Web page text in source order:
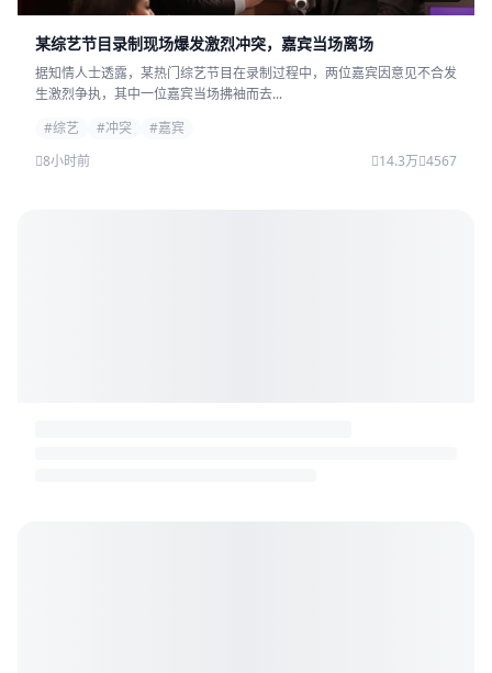
某综艺节目录制现场爆发激烈冲突，嘉宾当场离场
据知情人士透露，某热门综艺节目在录制过程中，两位嘉宾因意见不合发
生激烈争执，其中一位嘉宾当场拂袖而去...
#综艺
#冲突
#嘉宾
8小时前
14.3万 4567